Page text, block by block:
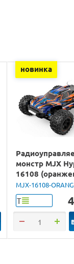
новинка
монстр MJX
16108
4WD 2.4G LED
RTR
MJX-16108-
Т